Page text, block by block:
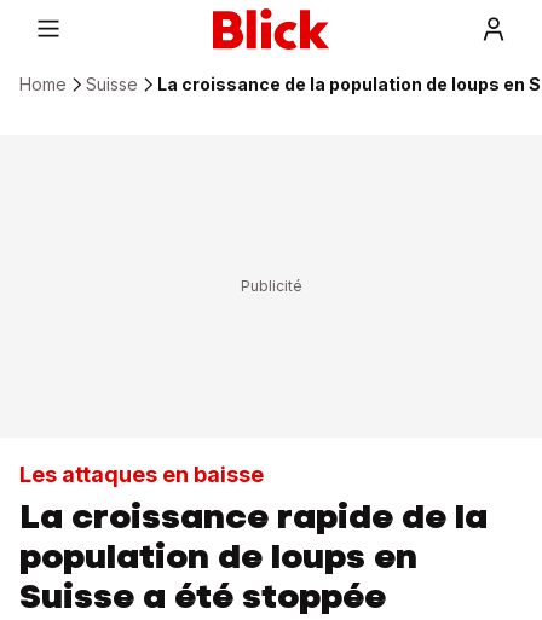
Home Suisse La croissance de la population de loups en
Les attaques en baisse
La croissance rapide de la
population de loups en
Suisse a été stoppée